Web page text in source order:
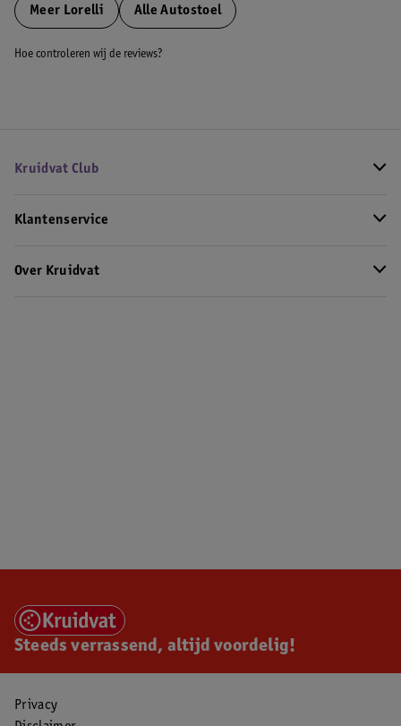
Meer Lorelli Alle Autostoel
Hoe controleren wij de reviews?
Kruidvat Club
Klantenservice
Over Kruidvat
Steeds verrassend, altijd voordelig!
Privacy